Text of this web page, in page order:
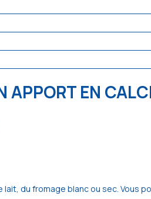
APPORT EN
du fromage blanc ou sec. Vous